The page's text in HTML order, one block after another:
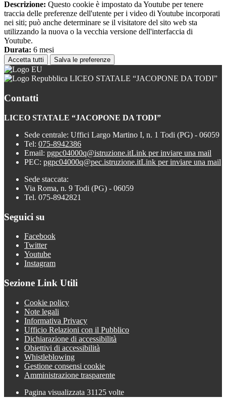
Descrizione: Questo cookie è impostato da Youtube per tenere
traccia delle preferenze dell'utente per i video di Youtube incorporati
nei siti; può anche determinare se il visitatore del sito web sta
utilizzando la nuova o la vecchia versione dell'interfaccia di
Youtube.
Durata: 6 mesi
Accetta tutti Salva le preferenze
LICEO STATALE “JACOPONE DA TODI”
Contatti
LICEO STATALE “JACOPONE DA TODI”
Sede centrale: Uffici Largo Martino I, n. 1 Todi (PG) - 06059
Tel: 075-8942386
Email: pgpc04000q@istruzione.itLink per inviare una mail
PEC: pgpc04000q@pec.istruzione.itLink per inviare una mail
Sede staccata:
Via Roma, n. 9 Todi (PG) - 06059
Tel. 075-8942821
Seguici su
Facebook
Twitter
Youtube
Instagram
Sezione Link Utili
Cookie policy
Note legali
Informativa Privacy
Ufficio Relazioni con il Pubblico
Dichiarazione di accessibilità
Obiettivi di accessibilità
Whistleblowing
Gestione consensi cookie
Amministrazione trasparente
Pagina visualizzata 31125 volte